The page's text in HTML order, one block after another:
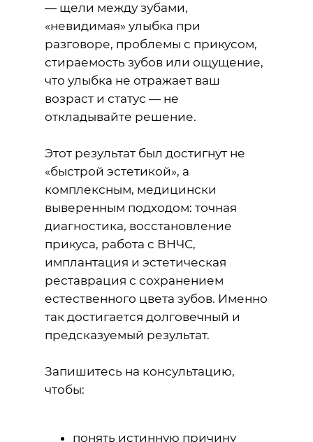
— щели между зубами,
«невидимая» улыбка при
разговоре, проблемы с прикусом,
стираемость зубов или ощущение,
что улыбка не отражает ваш
возраст и статус — не
откладывайте решение.
Этот результат был достигнут не
«быстрой эстетикой», а
комплексным, медицински
выверенным подходом: точная
диагностика, восстановление
прикуса, работа с ВНЧС,
имплантация и эстетическая
реставрация с сохранением
естественного цвета зубов. Именно
так достигается долговечный и
предсказуемый результат.
Запишитесь на консультацию,
чтобы:
понять истинную причину